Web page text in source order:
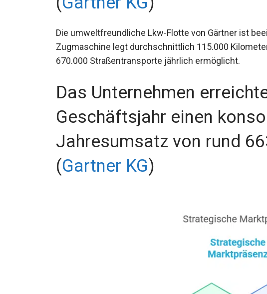
Die umweltfreundliche Lkw-Flotte von Gärtner ist
Zugmaschine legt durchschnittlich 115.000
670.000 Straßentransporte jährlich ermöglicht.
Das Unternehmen
Geschäftsjahr einen
Jahresumsatz von rund
(Gartner KG)